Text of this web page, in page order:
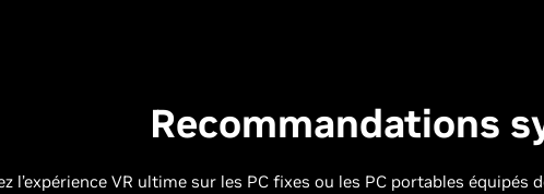
Recommandations
l’expérience VR ultime sur les PC fixes ou les PC portables équipés